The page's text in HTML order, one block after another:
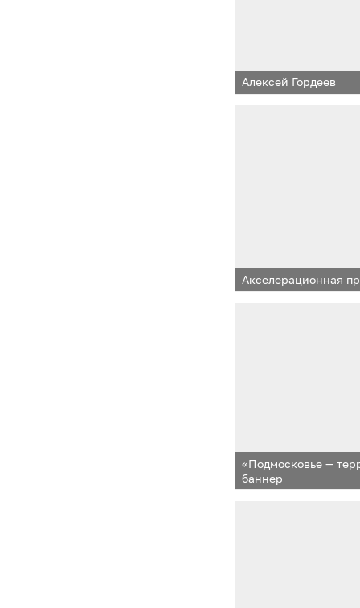
Алексей Гордеев
Акселерационная
«Подмосковье —
баннер